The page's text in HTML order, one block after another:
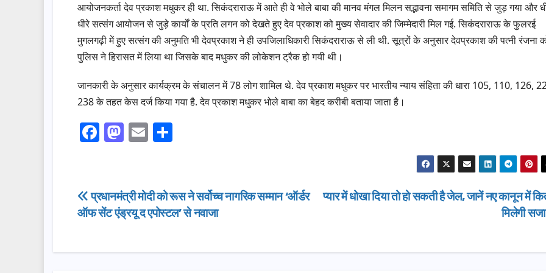
आयोजनकर्ता देव प्रकाश मधुकर ही था. सिकंदराराऊ में आते ही वे भोले बाबा की मानव मंगल मिलन सद्भावना समागम समिति से जुड़ गया और
धीरे सत्संग आयोजन से जुड़े कार्यों के प्रति लगन को देखते हुए देव प्रकाश को मुख्य सेवादार की जिम्मेदारी मिल गई. सिकंदराराऊ के फुलरई
मुगलगढ़ी में हुए सत्संग की अनुमति भी देवप्रकाश ने ही उपजिलाधिकारी सिकंदराराऊ से ली थी. सूत्रों के अनुसार देवप्रकाश की पत्नी रंजना
पुलिस ने हिरासत में लिया था जिसके बाद मधुकर की लोकेशन ट्रैक हो गयी थी।
जानकारी के अनुसार कार्यक्रम के संचालन में 78 लोग शामिल थे. देव प्रकाश मधुकर पर भारतीय न्याय संहिता की धारा 105, 110, 126,
238 के तहत केस दर्ज किया गया है. देव प्रकाश मधुकर भोले बाबा का बेहद करीबी बताया जाता है।
F
e
b
o
M
o
d
n
E
e
Post
navigation
प्यार में धोखा दिया तो हो सकती है जेल, जानें नए कानून में
मिलेगी सजा
प्रधानमंत्री मोदी को रूस ने सर्वोच्च नागरिक सम्मान ‘ऑर्डर
ऑफ सेंट एंड्रयू द एपोस्टल’ से नवाजा
दिल्ली-देहरादून कॉरिडोर
एसआईआर